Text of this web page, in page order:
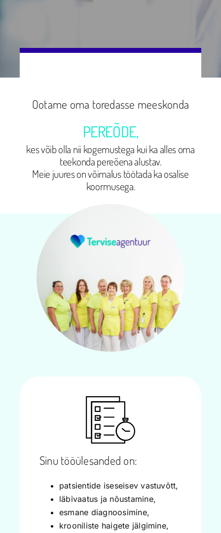
Ootame oma toredasse meeskonda
PEREÕDE,
kes võib olla nii kogemustega kui ka alles oma
teekonda pereõena alustav.
Meie juures on võimalus töötada ka osalise
koormusega.
Sinu tööülesanded on:
patsientide iseseisev vastuvõtt,
läbivaatus ja nõustamine,
esmane diagnoosimine,
krooniliste haigete jälgimine,